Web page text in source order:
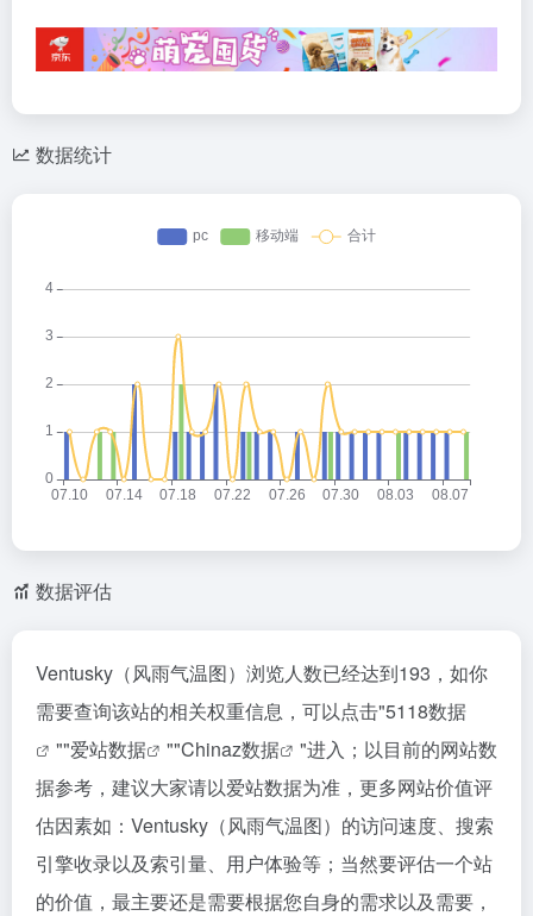
数据统计
数据评估
Ventusky（风雨气温图）浏览人数已经达到193，如你
需要查询该站的相关权重信息，可以点击"5118数据
""爱站数据 ""Chinaz数据
"进入；以目前的网站数
据参考，建议大家请以爱站数据为准，更多网站价值评
估因素如：Ventusky（风雨气温图）的访问速度、搜索
引擎收录以及索引量、用户体验等；当然要评估一个站
的价值，最主要还是需要根据您自身的需求以及需要，